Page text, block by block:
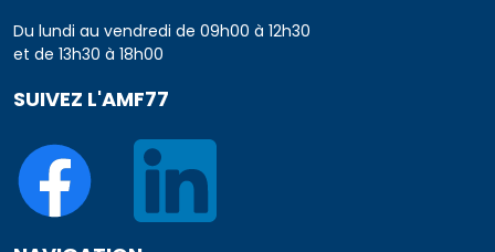
Du lundi au vendredi de 09h00 à 12h30
et de 13h30 à 18h00
SUIVEZ L'AMF77